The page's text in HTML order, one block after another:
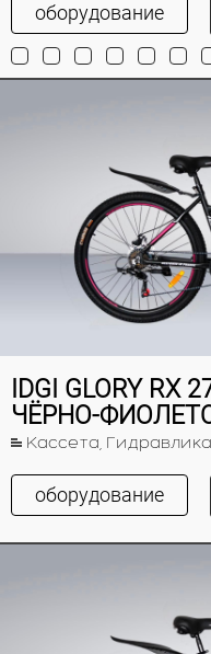
оборудование
IDGI GLORY RX
ЧЁРНО-
Кассета,
оборудование